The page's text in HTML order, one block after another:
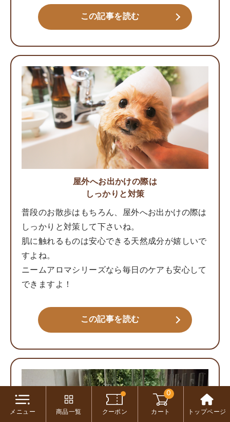
この記事を読む
屋外へお出かけの際は
しっかりと対策
普段のお散歩はもちろん、屋外へお出かけの際は
しっかりと対策して下さいね。
肌に触れるものは安心できる天然成分が嬉しいで
すよね。
ニームアロマシリーズなら毎日のケアも安心して
できますよ！
この記事を読む
メニュー 商品一覧 クーポン
0
カート トップページ